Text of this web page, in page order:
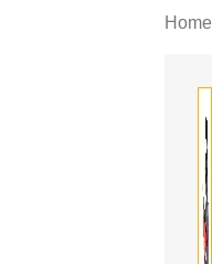
Home